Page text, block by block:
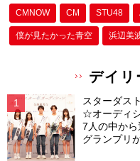
CMNOW CM STU48
僕が⾒たかった⻘空 浜辺美
デイリ
スターダス
☆オーディ
7人の中か
グランプリ